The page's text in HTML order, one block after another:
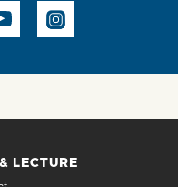
LECTURE